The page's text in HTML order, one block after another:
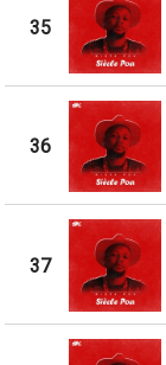
35
36
37